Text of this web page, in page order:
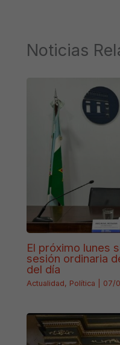
Noticias
El próximo lunes
sesión ordinaria
del día
Actualidad, Política 07/